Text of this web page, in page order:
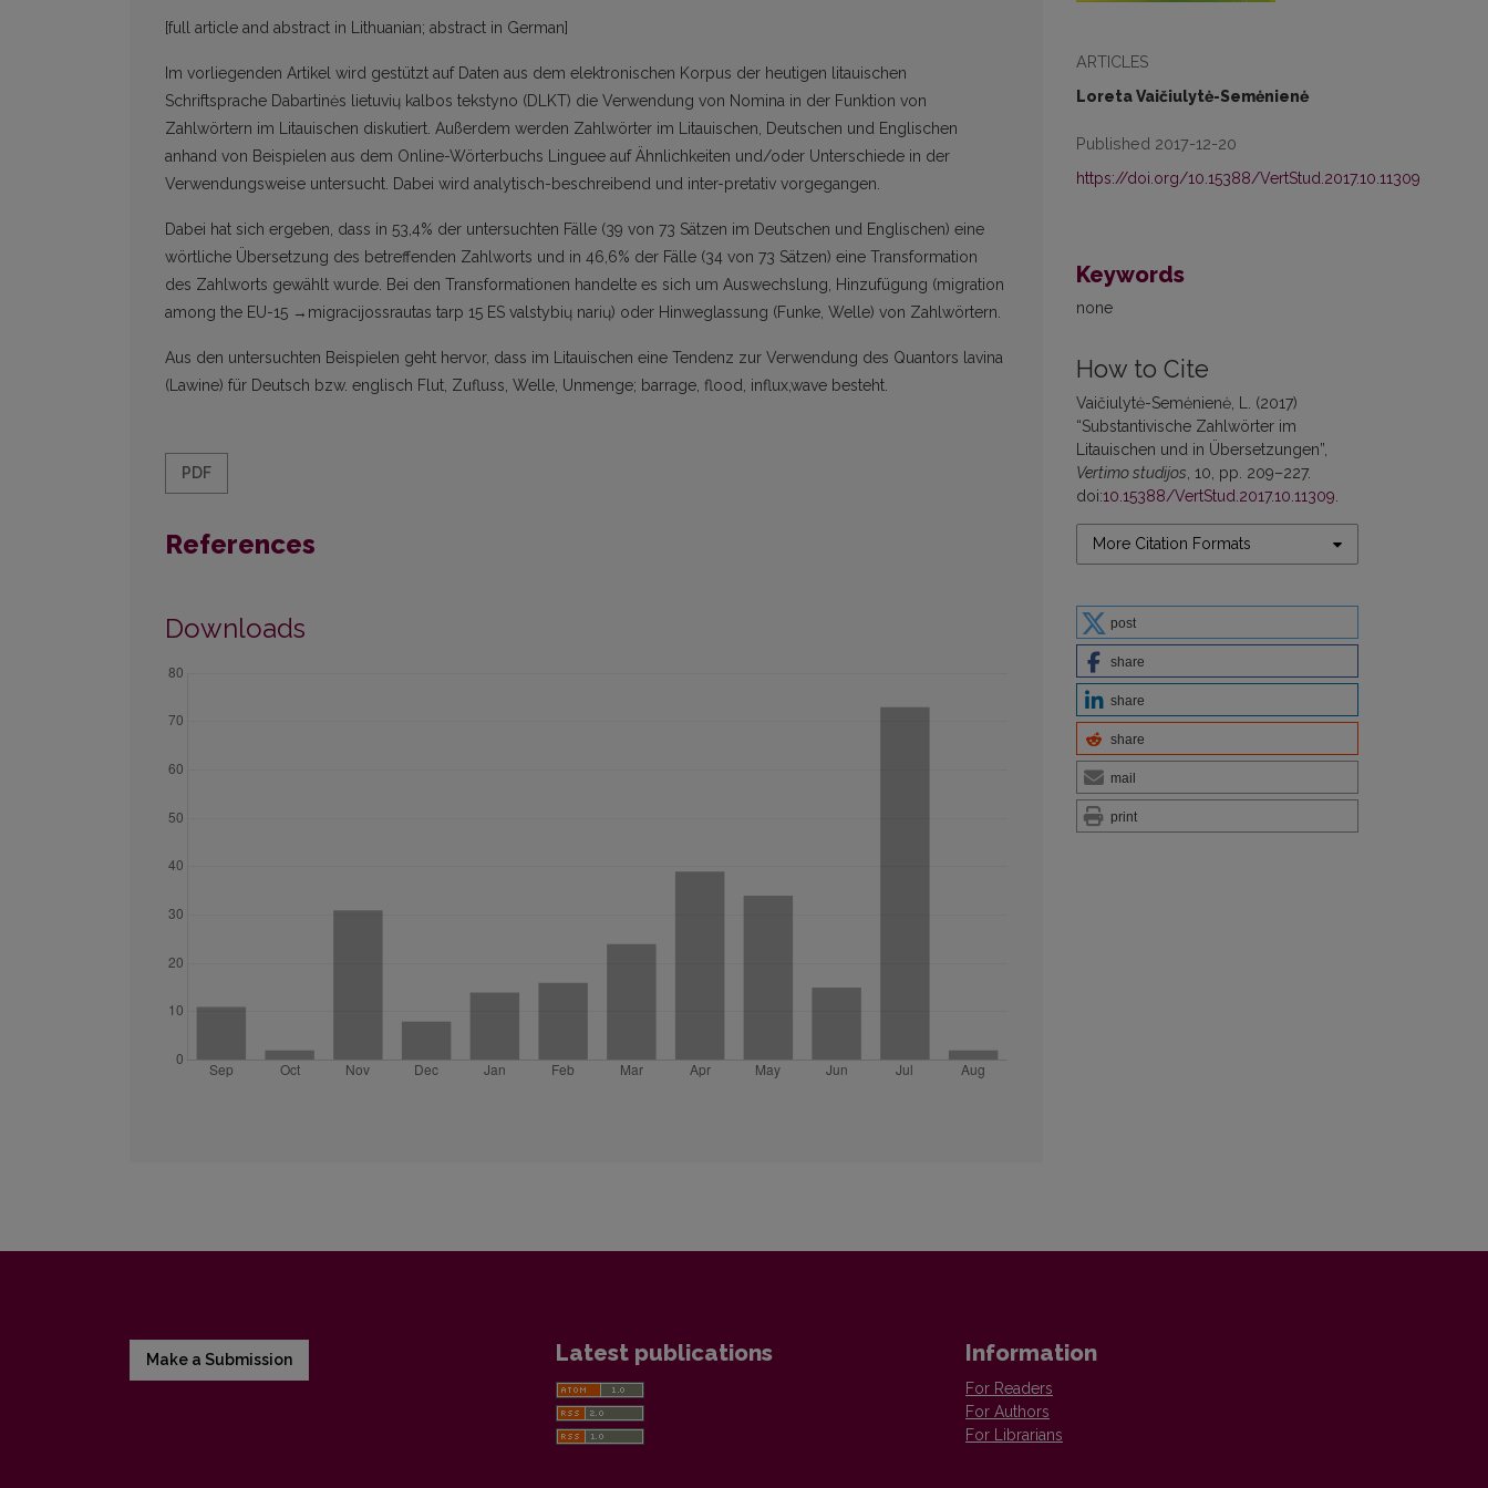
ARTICLES
Loreta Vaičiulytė-Semėnienė
Published 2017-12-20
https://doi.org/10.15388/VertStud.2017.10.11309
Keywords
none
How to Cite
Vaičiulytė-Semėnienė, L. (2017)
“Substantivische Zahlwörter im
Litauischen und in Übersetzungen”,
Vertimo studijos , 10, pp. 209–227.
doi:10.15388/VertStud.2017.10.11309
More Citation Formats
post
share
share
share
mail
print
[full article and abstract in Lithuanian; abstract in German]
Im vorliegenden Artikel wird gestützt auf Daten aus dem elektronischen Korpus der heutigen litauischen
Schriftsprache Dabartinės lietuvių kalbos tekstyno (DLKT) die Verwendung von Nomina in der Funktion von
Zahlwörtern im Litauischen diskutiert. Außerdem werden Zahlwörter im Litauischen, Deutschen und Englischen
anhand von Beispielen aus dem Online-Wörterbuchs Linguee auf Ähnlichkeiten und/oder Unterschiede in der
Verwendungsweise untersucht. Dabei wird analytisch-beschreibend und inter-pretativ vorgegangen.
Dabei hat sich ergeben, dass in 53,4% der untersuchten Fälle (39 von 73 Sätzen im Deutschen und Englischen) eine
wörtliche Übersetzung des betreffenden Zahlworts und in 46,6% der Fälle (34 von 73 Sätzen) eine Transformation
des Zahlworts gewählt wurde. Bei den Transformationen handelte es sich um Auswechslung, Hinzufügung (migration
among the EU-15 →migracijossrautas tarp 15 ES valstybių narių) oder Hinweglassung (Funke, Welle) von Zahlwörtern.
Aus den untersuchten Beispielen geht hervor, dass im Litauischen eine Tendenz zur Verwendung des Quantors lavina
(Lawine) für Deutsch bzw. englisch Flut, Zufluss, Welle, Unmenge; barrage, flood, influx,wave besteht.
PDF
References
Downloads
Make a Submission Latest publications Information
For Readers
For Authors
For Librarians